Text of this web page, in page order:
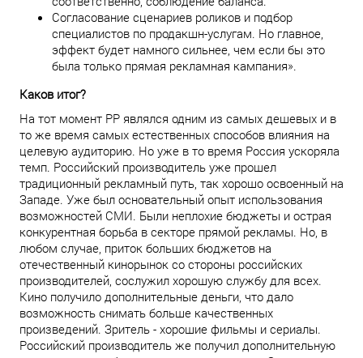
Согласование сценариев роликов и подбор
специалистов по продакшн-услугам. Но главное,
эффект будет намного сильнее, чем если бы это
была только прямая рекламная кампания».
Каков итог?
На тот момент PP являлся одним из самых дешевых и в
то же время самых естественных способов влияния на
целевую аудиторию. Но уже в то время Россия ускоряла
темп. Российский производитель уже прошел
традиционный рекламный путь, так хорошо освоенный на
Западе. Уже был основательный опыт использования
возможностей СМИ. Были неплохие бюджеты и острая
конкурентная борьба в секторе прямой рекламы. Но, в
любом случае, приток больших бюджетов на
отечественный кинорынок со стороны российских
производителей, сослужил хорошую службу для всех.
Кино получило дополнительные деньги, что дало
возможность снимать больше качественных
произведений. Зритель - хорошие фильмы и сериалы.
Российский производитель же получил дополнительную